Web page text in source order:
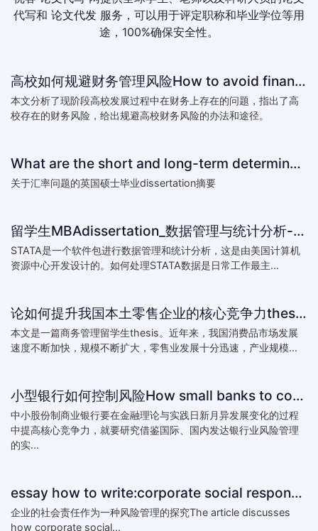
代写和 论文代发 服务，可以用于评定职称和毕业学位等用
途，100%确保安全性。
高校如何规避财务管理风险How to avoid financial risk management colleges
本文分析了现阶段高校发展过程中在财务上存在的问题，指出了高
校存在的财务风险，给出规避高校财务风险的办法和途径。
What are the short and long-term determinants of exchange ra
关于汇率问题的英国硕士毕业dissertation摘要
留学生MBAdissertation_数据管理与统计分析-如何处理STATA数据_How to deal with data with ST
STATA是一个软件包进行数据管理和统计分析，这是由美国计算机
资源中心开发设计的。如何处理STATA数据是日常工作最主...
论如何提升我国本土零售企业的核心竞争力thesis:The theory of how to improve the core competitiveness of domestic retail e
本文是一篇商务管理留学生thesis。近年来，我国消费品市场发展
速度不断加快，规模不断扩大，零售业发展十分迅速，产业规模...
小型银行如何控制风险How small banks to control risk
中小股份制商业银行要在金融理论与实践日新月异发展变化的过程
中提高核心竞争力，就要研究借鉴国际、国内发达银行业风险管理
的实...
essay how to write:corporate social responsibility practice
企业的社会责任作为一种风险管理的探究The article discusses
how corporate social...